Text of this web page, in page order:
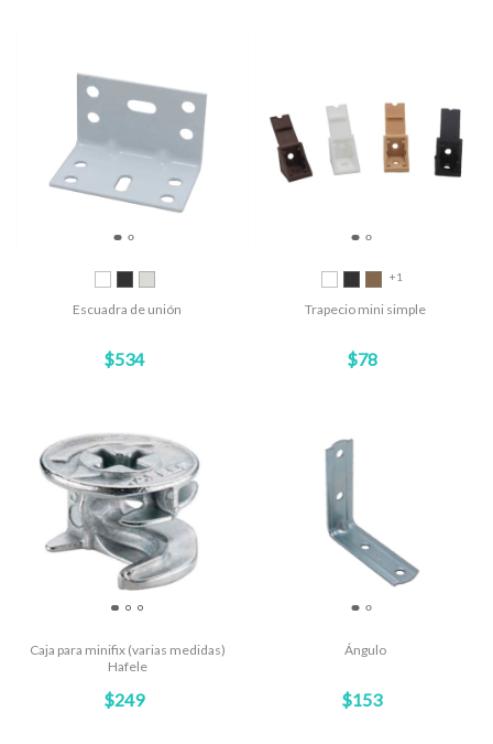
Escuadra de unión
$534
+1
Trapecio mini simple
$78
Caja para minifix (varias medidas)
Hafele
$249
Ángulo
$153